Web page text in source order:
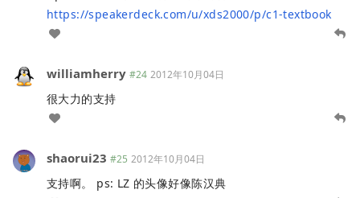
https://speakerdeck.com/u/xds2000/p/c1-textbook
williamherry #24 2012年10月04日
很大力的支持
shaorui23 #25 2012年10月04日
支持啊。 ps: LZ 的头像好像陈汉典